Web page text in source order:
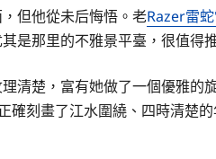
但他從未后悔悟。老Razer雷
是那里的不雅景平臺，很值得
清楚，富有她做了一個優雅的
刻畫了江水圍繞、四時清楚的